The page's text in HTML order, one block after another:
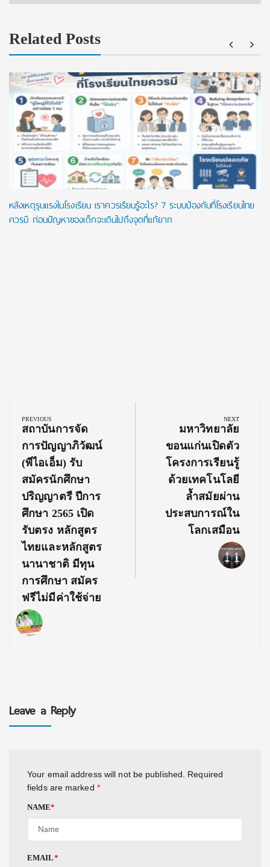
Related Posts
หลังเหตุรุนแรงในโรงเรียน เราควรเรียนรู้อะไร? 7 ระบบป้องกันที่โรงเรียนไทย
ควรมี ก่อนปัญหาของเด็กจะเดินไปถึงจุดที่แก้ยาก
navigation
PREVIOUS
Previous
Post:
สถาบันการจัด
การปัญญาภิวัฒน์
(พีไอเอ็ม) รับ
สมัครนักศึกษา
ปริญญาตรี ปีการ
ศึกษา 2565 เปิด
รับตรง หลักสูตร
ไทยและหลักสูตร
นานาชาติ มีทุน
การศึกษา สมัคร
ฟรีไม่มีค่าใช้จ่าย
NEXT
Next
Post:
มหาวิทยาลัย
ขอนแก่นเปิดตัว
โครงการเรียนรู้
ด้วยเทคโนโลยี
ล้ำสมัยผ่าน
ประสบการณ์ใน
โลกเสมือน
Leave a Reply
Your email address will not be published.
Required
fields are marked *
NAME*
EMAIL*